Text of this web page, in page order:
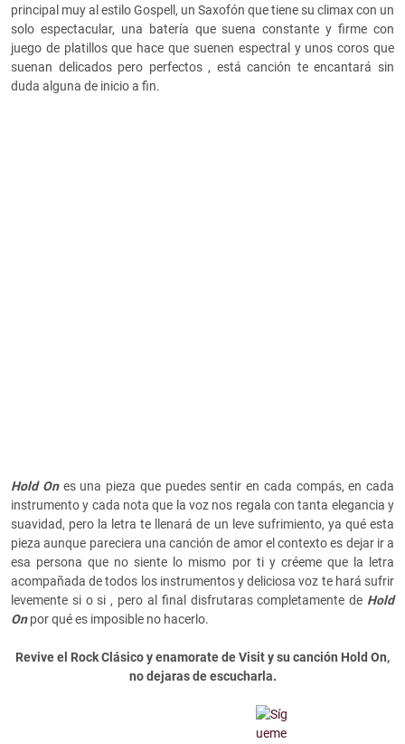
principal muy al estilo Gospell, un Saxofón que tiene su climax con un
solo espectacular, una batería que suena constante y firme con
juego de platillos que hace que suenen espectral y unos coros que
suenan delicados pero perfectos , está canción te encantará sin
duda alguna de inicio a fin.
Hold Ones una pieza que puedes sentir en cada compás, en cada
instrumento y cada nota que la voz nos regala con tanta elegancia y
suavidad, pero la letra te llenará de un leve sufrimiento, ya qué esta
pieza aunque pareciera una canción de amor el contexto es dejar ir a
esa persona que no siente lo mismo por ti y créeme que la letra
acompañada de todos los instrumentos y deliciosa voz te hará sufrir
levemente si o si , pero al final disfrutaras completamente de Hold
Onpor qué es imposible no hacerlo.
Revive el Rock Clásico y enamorate de Visit y su canción Hold On,
no dejaras de escucharla.